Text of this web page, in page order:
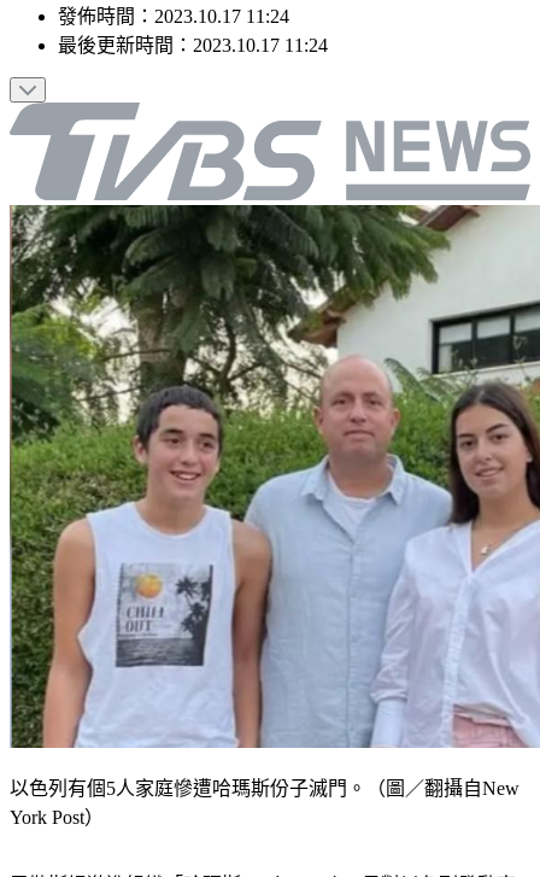
發佈時間： 2023.10.17 11:24
最後更新時間： 2023.10.17 11:24
以色列有個5人家庭慘遭哈瑪斯份子滅門。（圖／翻攝自New
York Post）